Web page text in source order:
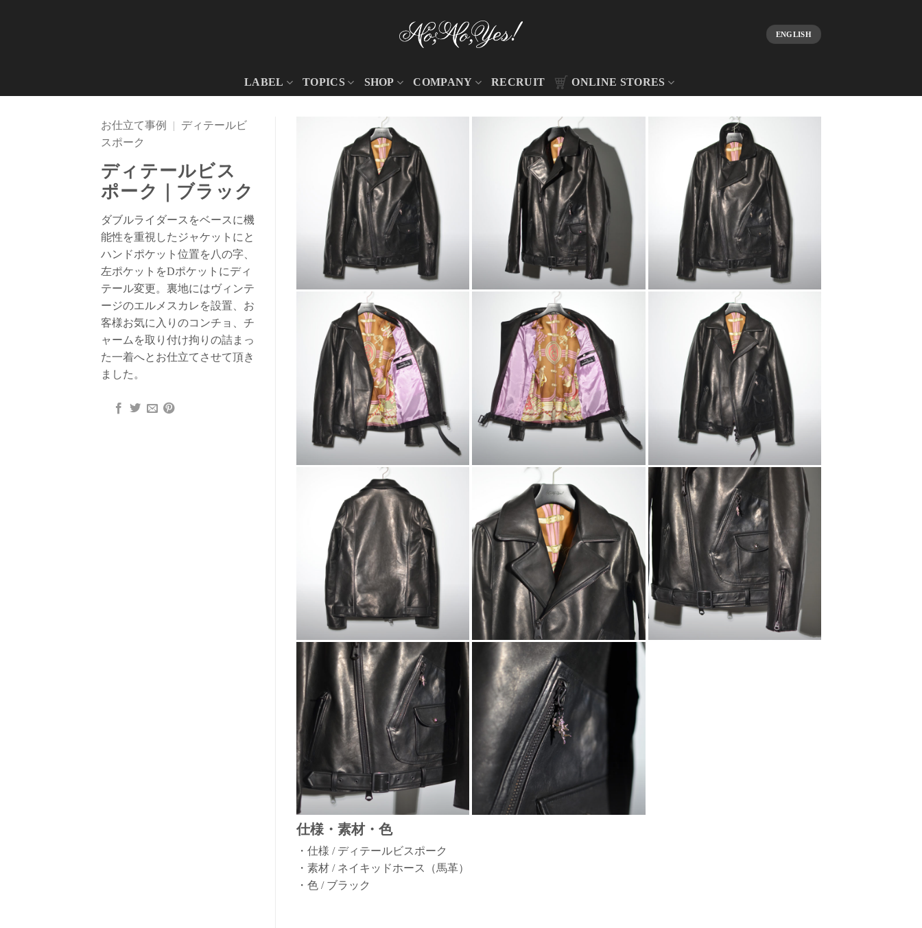
ENGLISH
LABEL TOPICS SHOP COMPANY RECRUIT ONLINE STORES
お仕立て事例 |
ディテールビ
スポーク
ディテールビス
ポーク｜ブラック
ダブルライダースをベースに機
能性を重視したジャケットにと
ハンドポケット位置を八の字、
左ポケットをDポケットにディ
テール変更。裏地にはヴィンテ
ージのエルメスカレを設置、お
客様お気に入りのコンチョ、チ
ャームを取り付け拘りの詰まっ
た一着へとお仕立てさせて頂き
ました。
仕様・素材・色
・仕様 / ディテールビスポーク
・素材 / ネイキッドホース（馬革）
・色 / ブラック